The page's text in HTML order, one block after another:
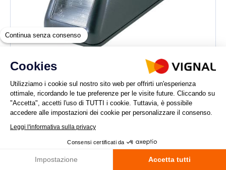
185010
FE85 - Luce di posizione anteriore base
sagomata trasparente
AGGIUNGI AL CARRELLO
Continua senza consenso
Cookies
Utilizziamo i cookie sul nostro sito web per offrirti un'esperienza
ottimale, ricordando le tue preferenze per le visite future. Cliccando su
"Accetta", accetti l'uso di TUTTI i cookie. Tuttavia, è possibile
accedere alle impostazioni dei cookie per personalizzare il consenso.
Leggi l'informativa sulla privacy
Consensi certificati da
Impostazione Accetta tutti